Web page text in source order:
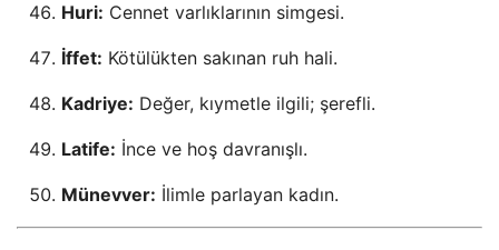
Huri: Cennet varlıklarının simgesi.
İffet: Kötülükten sakınan ruh hali.
Kadriye: Değer, kıymetle ilgili; şerefli.
Latife: İnce ve hoş davranışlı.
Münevver: İlimle parlayan kadın.